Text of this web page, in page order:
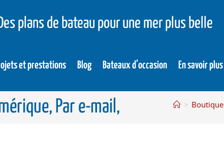
Des plans de bateau pour une mer plus belle
et prestations Blog Bateaux d’occasion En savoir plus
Par e-mail, > Boutique